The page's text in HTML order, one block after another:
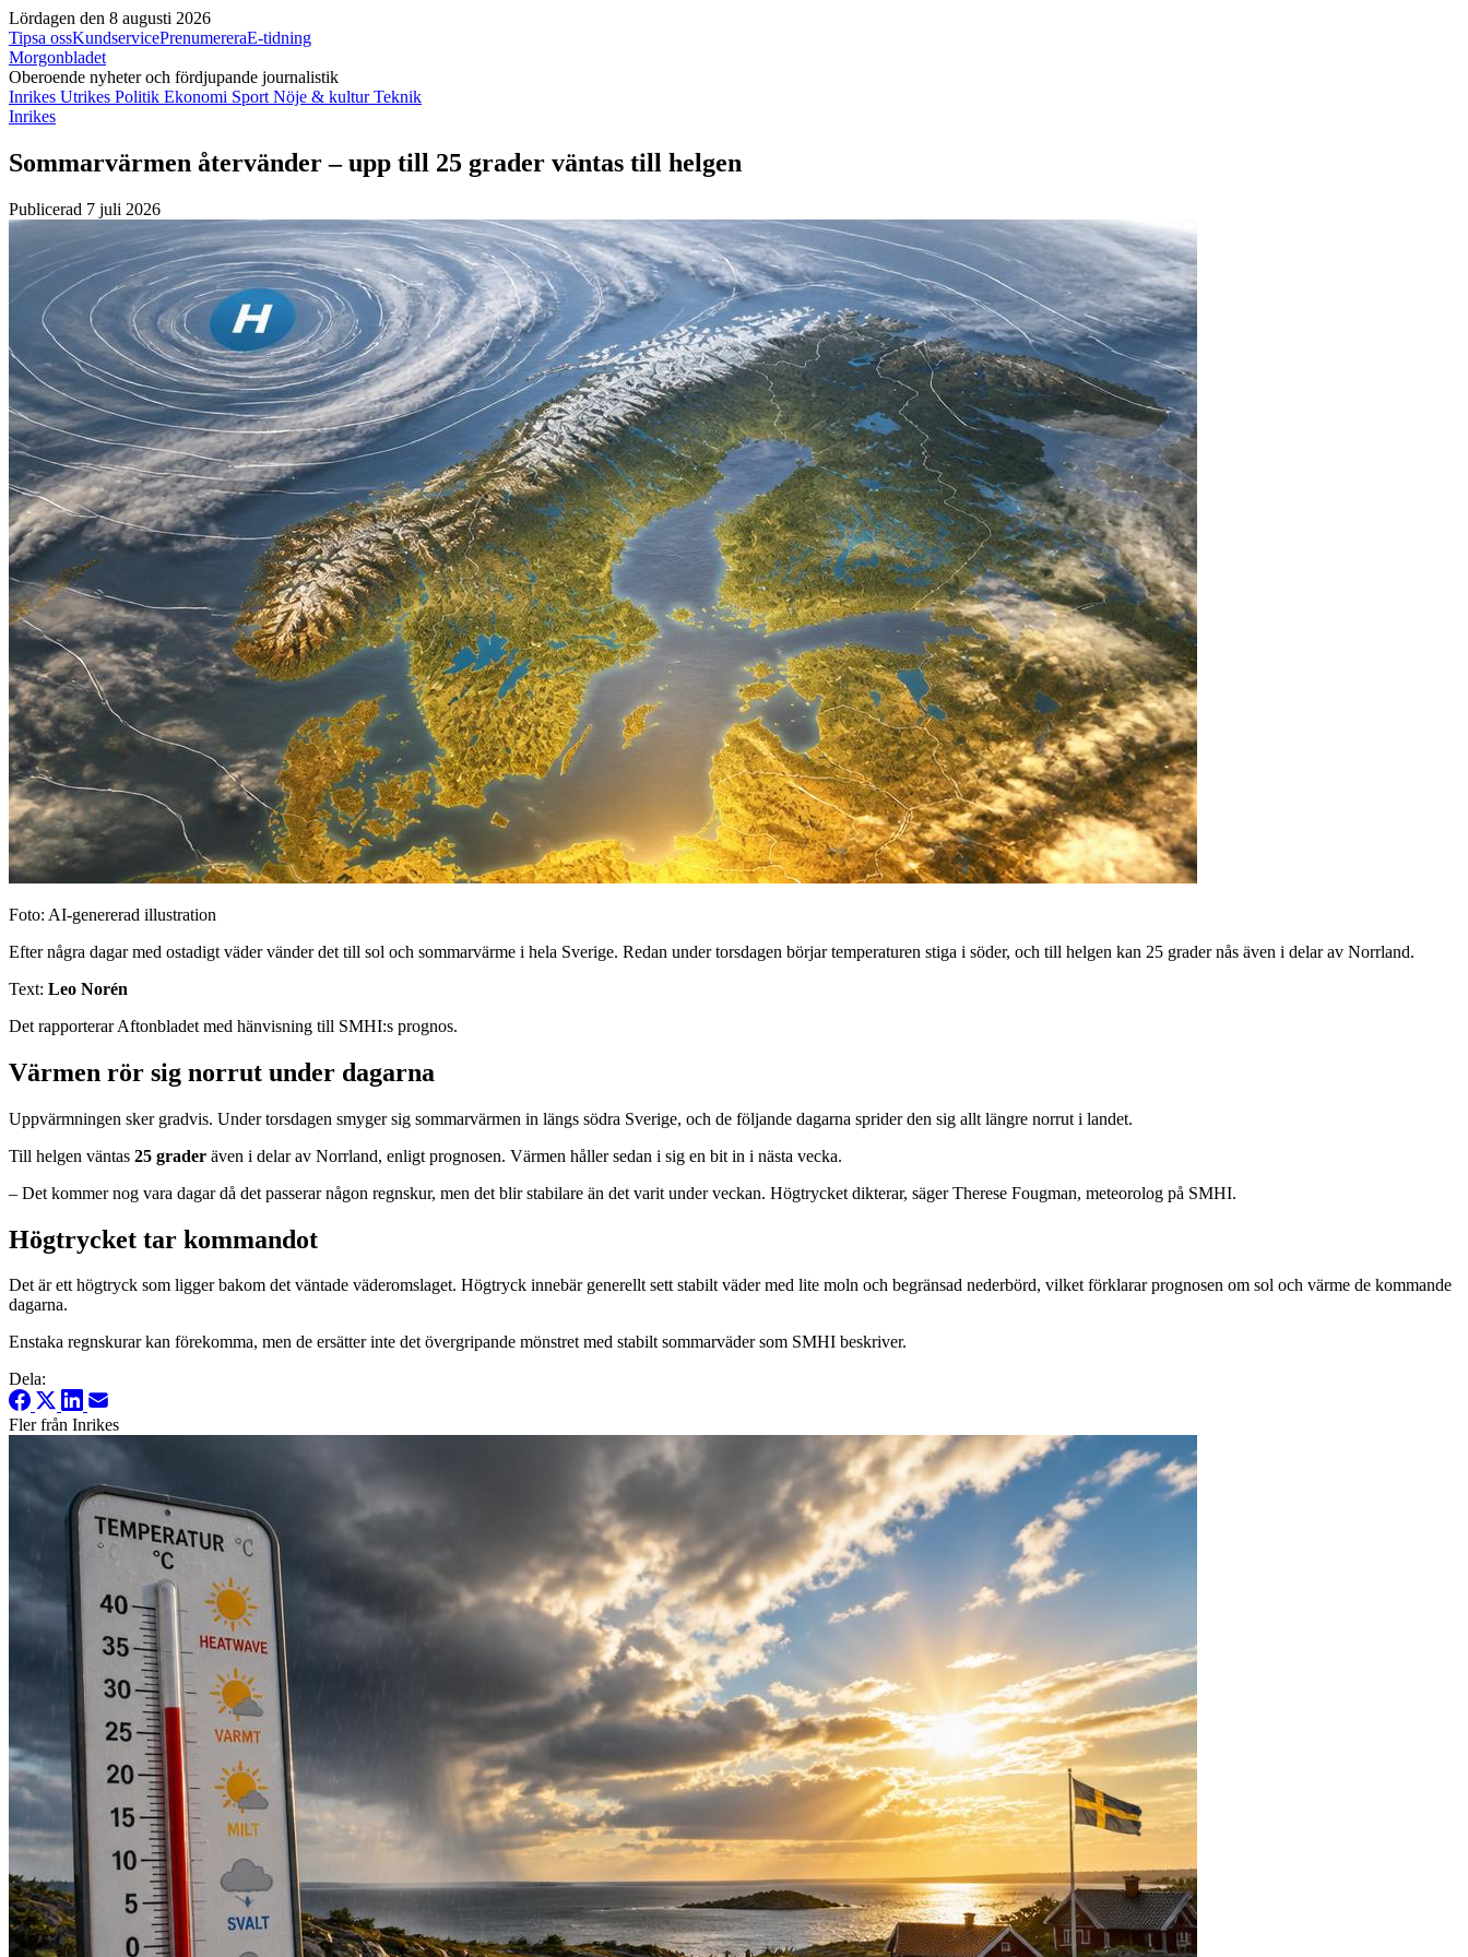
Lördagen den 8 augusti 2026
Tipsa ossKundservicePrenumereraE-tidning
Morgonbladet
Oberoende nyheter och fördjupande journalistik
Inrikes Utrikes Politik Ekonomi Sport Nöje & kulturTeknik
Inrikes
Sommarvärmen återvänder – upp till 25 grader väntas till helgen
Publicerad 7 juli 2026
Foto: AI-genererad illustration
Efter några dagar med ostadigt väder vänder det till sol och sommarvärme i hela Sverige. Redan under torsdagen börjar temperaturen stiga i söder, och till helgen kan 25 grader nås även i delar av Norrland.
Text: Leo Norén
Det rapporterar Aftonbladet med hänvisning till SMHI:s prognos.
Värmen rör sig norrut under dagarna
Uppvärmningen sker gradvis. Under torsdagen smyger sig sommarvärmen in längs södra Sverige, och de följande dagarna sprider den sig allt längre norrut i landet.
Till helgen väntas 25 grader även i delar av Norrland, enligt prognosen. Värmen håller sedan i sig en bit in i nästa vecka.
– Det kommer nog vara dagar då det passerar någon regnskur, men det blir stabilare än det varit under veckan. Högtrycket dikterar, säger Therese Fougman, meteorolog på SMHI.
Högtrycket tar kommandot
Det är ett högtryck som ligger bakom det väntade väderomslaget. Högtryck innebär generellt sett stabilt väder med lite moln och begränsad nederbörd, vilket förklarar prognosen om sol och värme de kommande
dagarna.
Enstaka regnskurar kan förekomma, men de ersätter inte det övergripande mönstret med stabilt sommarväder som SMHI beskriver.
Dela:
Fler från Inrikes